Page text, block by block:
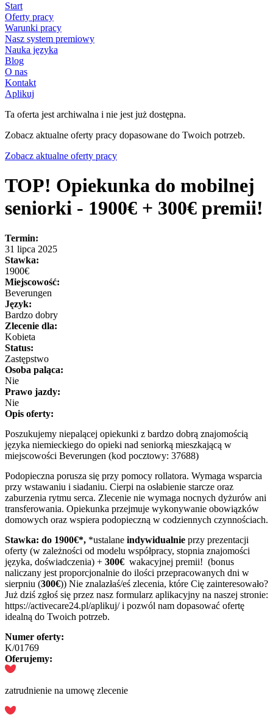
Start
Oferty pracy
Warunki pracy
Nasz system premiowy
Nauka języka
Blog
O nas
Kontakt
Aplikuj
Ta oferta jest archiwalna i nie jest już dostępna.
Zobacz aktualne oferty pracy dopasowane do Twoich potrzeb.
Zobacz aktualne oferty pracy
TOP! Opiekunka do mobilnej
seniorki - 1900€ + 300€ premii!
Termin:
31 lipca 2025
Stawka:
1900€
Miejscowość:
Beverungen
Język:
Bardzo dobry
Zlecenie dla:
Kobieta
Status:
Zastępstwo
Osoba paląca:
Nie
Prawo jazdy:
Nie
Opis oferty:
Poszukujemy niepalącej opiekunki z bardzo dobrą znajomością
języka niemieckiego do opieki nad seniorką mieszkającą w
miejscowości Beverungen (kod pocztowy: 37688)
Podopieczna porusza się przy pomocy rollatora. Wymaga wsparcia
przy wstawaniu i siadaniu. Cierpi na osłabienie starcze oraz
zaburzenia rytmu serca. Zlecenie nie wymaga nocnych dyżurów ani
transferowania. Opiekunka przejmuje wykonywanie obowiązków
domowych oraz wspiera podopieczną w codziennych czynnościach.
Stawka: do 1900€*, *ustalane indywidualnie przy prezentacji
oferty (w zależności od modelu współpracy, stopnia znajomości
języka, doświadczenia) + 300€ wakacyjnej premii! (bonus
naliczany jest proporcjonalnie do ilości przepracowanych dni w
sierpniu (300€)) Nie znalazłaś/eś zlecenia, które Cię zainteresowało?
Już dziś zgłoś się przez nasz formularz aplikacyjny na naszej stronie:
https://activecare24.pl/aplikuj/ i pozwól nam dopasować ofertę
idealną do Twoich potrzeb.
Numer oferty:
K/01769
Oferujemy:
zatrudnienie na umowę zlecenie